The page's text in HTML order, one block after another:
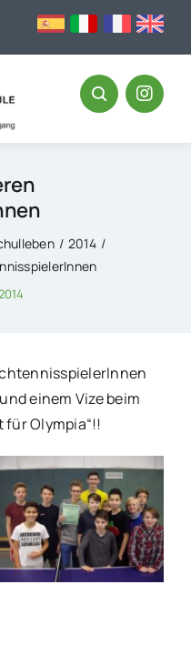
2014
einem Vize beim
Olympia“!!